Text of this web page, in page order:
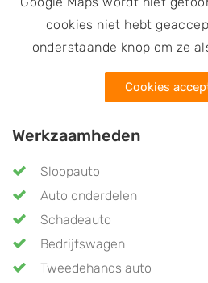
cookies niet hebt
onderstaande knop om ze
Cookies
Werkzaamheden
Sloopauto
Auto onderdelen
Schadeauto
Bedrijfswagen
Tweedehands auto